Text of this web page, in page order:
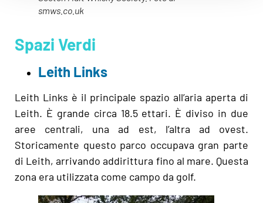
smws.co.uk
Spazi Verdi
Leith Links
Leith Links è il principale spazio all’aria aperta di
Leith. È grande circa 18.5 ettari. È diviso in due
aree centrali, una ad est, l’altra ad ovest.
Storicamente questo parco occupava gran parte
di Leith, arrivando addirittura fino al mare. Questa
zona era utilizzata come campo da golf.